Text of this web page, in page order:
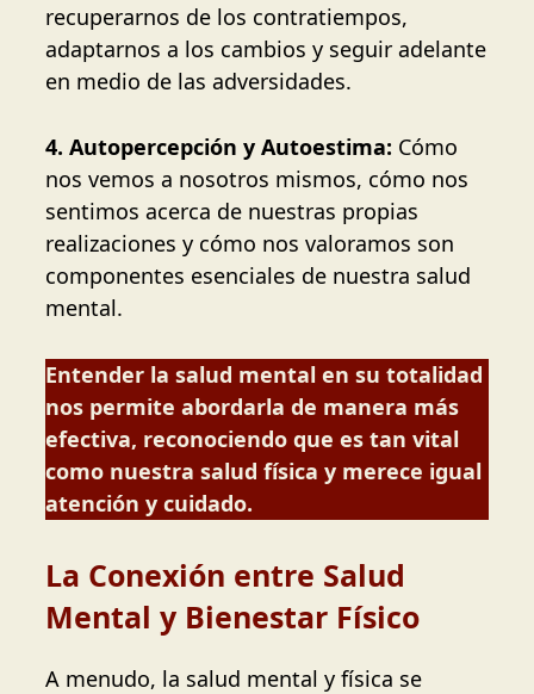
recuperarnos de los contratiempos,
adaptarnos a los cambios y seguir adelante
en medio de las adversidades.
4. Autopercepción y Autoestima: Cómo
nos vemos a nosotros mismos, cómo nos
sentimos acerca de nuestras propias
realizaciones y cómo nos valoramos son
componentes esenciales de nuestra salud
mental.
Entender la salud mental en su totalidad
nos permite abordarla de manera más
efectiva, reconociendo que es tan vital
como nuestra salud física y merece igual
atención y cuidado.
La Conexión entre Salud
Mental y Bienestar Físico
A menudo, la salud mental y física se